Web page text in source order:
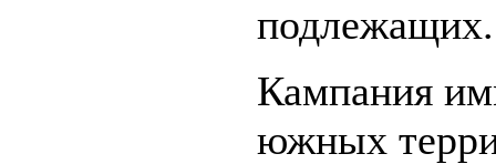
подлежащих.
Кампания
южных